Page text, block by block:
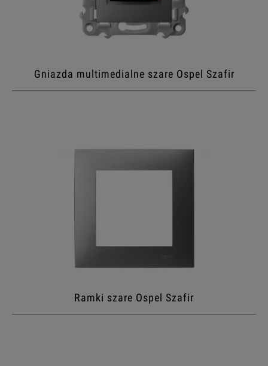
Gniazda multimedialne szare Ospel Szafir
Ramki szare Ospel Szafir